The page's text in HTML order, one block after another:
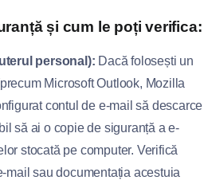
și cum le poți verifica:
personal): Dacă folosești un
Microsoft Outlook, Mozilla
contul de e-mail să descarce
să ai o copie de siguranță a e-
stocată pe computer. Verifică
mail sau documentația acestuia